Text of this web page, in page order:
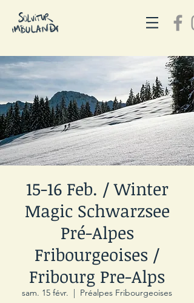
15-16 Feb. / Winter
Magic Schwarzsee
Pré-Alpes
Fribourgeoises /
Fribourg Pre-Alps
sam. 15 févr.
  |
Préalpes Fribourgeoises